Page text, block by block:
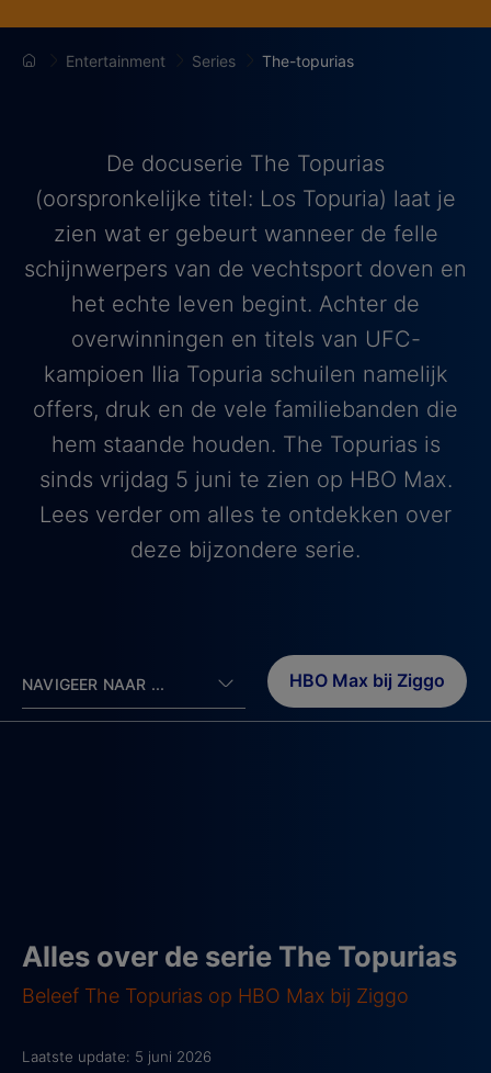
Entertainment Series The-topurias
De docuserie The Topurias
(oorspronkelijke titel: Los Topuria) laat je
zien wat er gebeurt wanneer de felle
schijnwerpers van de vechtsport doven en
het echte leven begint. Achter de
overwinningen en titels van UFC-
kampioen Ilia Topuria schuilen namelijk
offers, druk en de vele familiebanden die
hem staande houden. The Topurias is
sinds vrijdag 5 juni te zien op HBO Max.
Lees verder om alles te ontdekken over
deze bijzondere serie.
NAVIGEER NAAR ... HBO Max bij Ziggo
Alles over de serie The Topurias
Beleef The Topurias op HBO Max bij Ziggo
Laatste update: 5 juni 2026